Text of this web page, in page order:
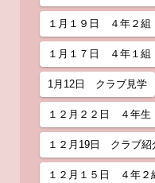
１月１９日 ４年２組
１月１７日 ４年１
1月12日 クラブ見学
１２月２２日 ４年
１２月19日 クラブ紹
１２月１５日 ４年